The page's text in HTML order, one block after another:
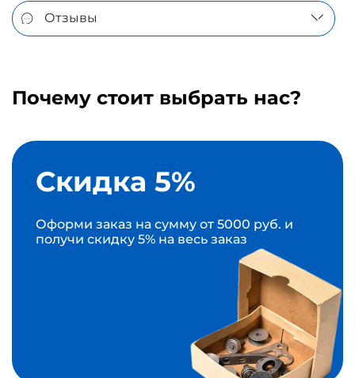
Отзывы
Почему стоит выбрать нас?
Скидка 5%
Оформи заказ на сумму от 5000 руб. и
получи скидку 5% на весь заказ